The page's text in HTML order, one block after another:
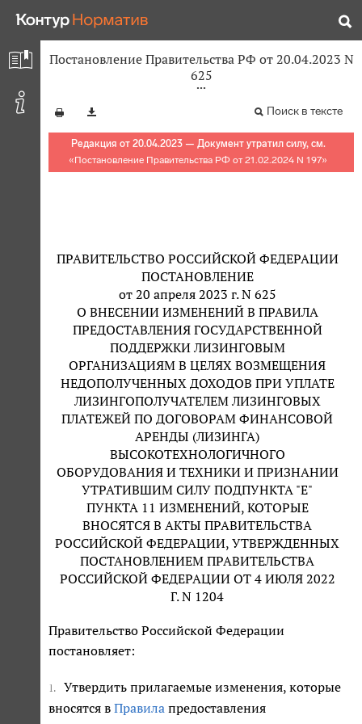
Постановление Правительства РФ от 20.04.2023 N
625
Поиск в тексте
Редакция от 20.04.2023 — Документ утратил силу, см.
«Постановление Правительства РФ от 21.02.2024 N 197»
ПРАВИТЕЛЬСТВО РОССИЙСКОЙ ФЕДЕРАЦИИ
ПОСТАНОВЛЕНИЕ
от 20 апреля 2023 г. N 625
О ВНЕСЕНИИ ИЗМЕНЕНИЙ В ПРАВИЛА
ПРЕДОСТАВЛЕНИЯ ГОСУДАРСТВЕННОЙ
ПОДДЕРЖКИ ЛИЗИНГОВЫМ
ОРГАНИЗАЦИЯМ В ЦЕЛЯХ ВОЗМЕЩЕНИЯ
НЕДОПОЛУЧЕННЫХ ДОХОДОВ ПРИ УПЛАТЕ
ЛИЗИНГОПОЛУЧАТЕЛЕМ ЛИЗИНГОВЫХ
ПЛАТЕЖЕЙ ПО ДОГОВОРАМ ФИНАНСОВОЙ
АРЕНДЫ (ЛИЗИНГА)
ВЫСОКОТЕХНОЛОГИЧНОГО
ОБОРУДОВАНИЯ И ТЕХНИКИ И ПРИЗНАНИИ
УТРАТИВШИМ СИЛУ ПОДПУНКТА "Е"
ПУНКТА 11 ИЗМЕНЕНИЙ, КОТОРЫЕ
ВНОСЯТСЯ В АКТЫ ПРАВИТЕЛЬСТВА
РОССИЙСКОЙ ФЕДЕРАЦИИ, УТВЕРЖДЕННЫХ
ПОСТАНОВЛЕНИЕМ ПРАВИТЕЛЬСТВА
РОССИЙСКОЙ ФЕДЕРАЦИИ ОТ 4 ИЮЛЯ 2022
Г. N 1204
Правительство Российской Федерации
постановляет:
1.
Утвердить прилагаемые изменения, которые
вносятся в Правила предоставления